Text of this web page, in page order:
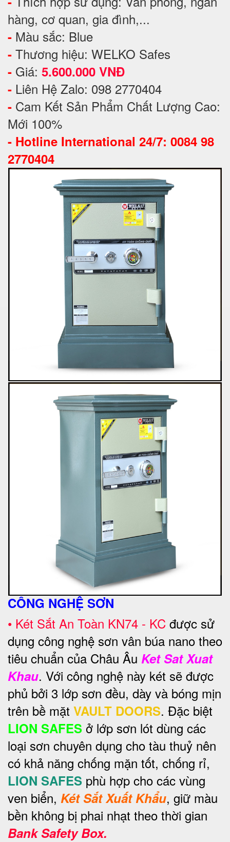
hàng, cơ quan, gia đình,...
- Màu sắc: Blue
- Thương hiệu: WELKO Safes
- Giá: 5.600.000 VNĐ
- Liên Hệ Zalo: 098 2770404
- Cam Kết Sản Phẩm Chất Lượng Cao:
Mới 100%
- Hotline International 24/7: 0084 98
2770404
CÔNG NGHỆ SƠN
• Két Sắt An Toàn KN74 - KC được sử
dụng công nghệ sơn vân búa nano theo
tiêu chuẩn của Châu Âu Ket Sat Xuat
Khau. Với công nghệ này két sẽ được
phủ bởi 3 lớp sơn đều, dày và bóng mịn
trên bề mặt VAULT DOORS. Đặc biệt
LION SAFES ở lớp sơn lót dùng các
loại sơn chuyên dụng cho tàu thuỷ nên
có khả năng chống mặn tốt, chống rỉ,
LION SAFES phù hợp cho các vùng
ven biển, Két Sắt Xuất Khẩu, giữ màu
bền không bị phai nhạt theo thời gian
Bank Safety Box.